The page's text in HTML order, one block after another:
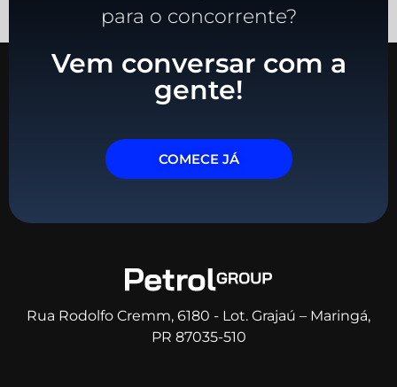
para o concorrente?
Vem conversar com a
gente!
COMECE JÁ
Rua Rodolfo Cremm, 6180 - Lot. Grajaú – Maringá,
PR 87035-510